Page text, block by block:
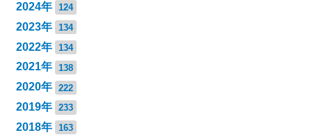
2024年 124
2023年 134
2022年 134
2021年 138
2020年 222
2019年 233
2018年 163